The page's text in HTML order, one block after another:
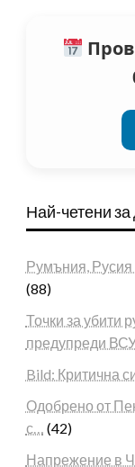
Най-четени за
Румъния, Русия
(88)
Точки за убити
предупреди
Bild: Критична
Одобрено от
с… (42)
Напрежение в